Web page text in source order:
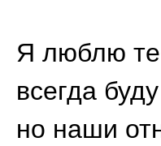
Я люблю
всегда
но наши